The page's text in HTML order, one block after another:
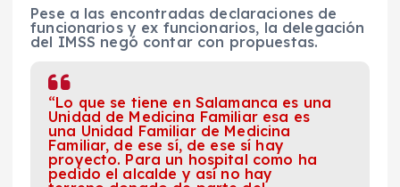
Pese a las encontradas declaraciones de
funcionarios y ex funcionarios, la delegación
del IMSS negó contar con propuestas.
“Lo que se tiene en Salamanca es una
Unidad de Medicina Familiar esa es
una Unidad Familiar de Medicina
Familiar, de ese sí, de ese sí hay
proyecto. Para un hospital como ha
pedido el alcalde y así no hay